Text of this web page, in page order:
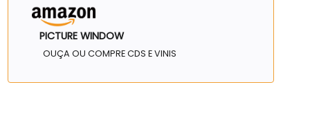
PICTURE WINDOW
OUÇA OU COMPRE CDS E VINIS